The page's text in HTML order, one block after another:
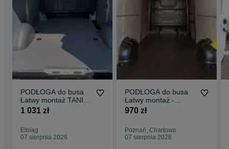
PODŁOGA do busa
Łatwy montaż TANIA
WYSYŁKA -
1 031 zł
Elbląg
07 sierpnia 2026
PODŁOGA do busa
Łatwy montaż -
SPRINTER wszystkie
970 zł
Poznań, Chartowo
07 sierpnia 2026